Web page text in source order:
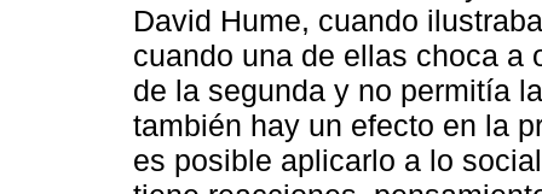
David Hume, cuando
cuando una de ellas choca a
de la segunda y no permitía
también hay un efecto en la
es posible aplicarlo a lo